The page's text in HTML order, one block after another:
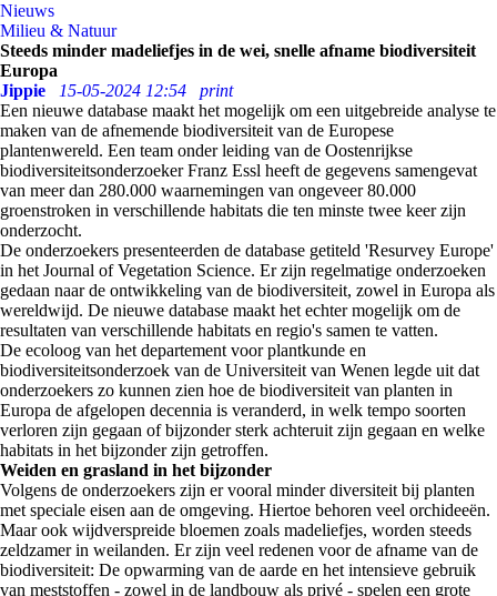
Nieuws
Milieu & Natuur
Steeds minder madeliefjes in de wei, snelle afname biodiversiteit
Europa
Jippie
15-05-2024 12:54
print
Een nieuwe database maakt het mogelijk om een uitgebreide analyse te
maken van de afnemende biodiversiteit van de Europese
plantenwereld. Een team onder leiding van de Oostenrijkse
biodiversiteitsonderzoeker Franz Essl heeft de gegevens samengevat
van meer dan 280.000 waarnemingen van ongeveer 80.000
groenstroken in verschillende habitats die ten minste twee keer zijn
onderzocht.
De onderzoekers presenteerden de database getiteld 'Resurvey Europe'
in het Journal of Vegetation Science. Er zijn regelmatige onderzoeken
gedaan naar de ontwikkeling van de biodiversiteit, zowel in Europa als
wereldwijd. De nieuwe database maakt het echter mogelijk om de
resultaten van verschillende habitats en regio's samen te vatten.
De ecoloog van het departement voor plantkunde en
biodiversiteitsonderzoek van de Universiteit van Wenen legde uit dat
onderzoekers zo kunnen zien hoe de biodiversiteit van planten in
Europa de afgelopen decennia is veranderd, in welk tempo soorten
verloren zijn gegaan of bijzonder sterk achteruit zijn gegaan en welke
habitats in het bijzonder zijn getroffen.
Weiden en grasland in het bijzonder
Volgens de onderzoekers zijn er vooral minder diversiteit bij planten
met speciale eisen aan de omgeving. Hiertoe behoren veel orchideeën.
Maar ook wijdverspreide bloemen zoals madeliefjes, worden steeds
zeldzamer in weilanden. Er zijn veel redenen voor de afname van de
biodiversiteit: De opwarming van de aarde en het intensieve gebruik
van meststoffen - zowel in de landbouw als privé - spelen een grote